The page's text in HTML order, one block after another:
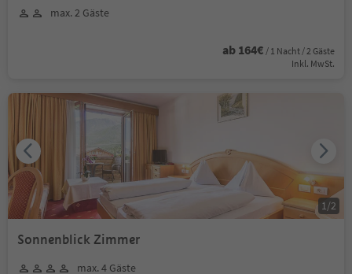
max. 2 Gäste
ab 164€ / 1 Nacht / 2 Gäste
Inkl. MwSt.
Sonnenblick Zimmer
max. 4 Gäste
1/2